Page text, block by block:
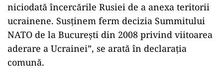
niciodată încercările Rusiei de a anexa teritorii
ucrainene. Susţinem ferm decizia Summitului
NATO de la Bucureşti din 2008 privind viitoarea
aderare a Ucrainei”, se arată în declaraţia
comună.